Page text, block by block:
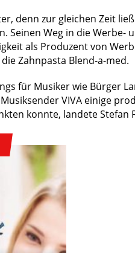
denn zur gleichen Zeit
Seinen Weg in die Werbe-
als Produzent von
Zahnpasta Blend-a-med.
für Musiker wie Bürger
VIVA einige
konnte, landete Stefan